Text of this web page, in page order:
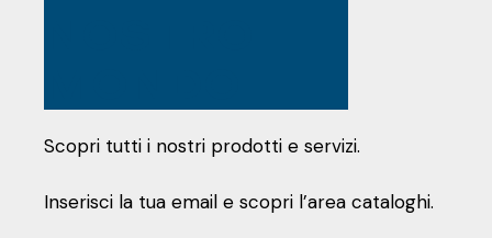
Scopri tutti i nostri prodotti e servizi.
Inserisci la tua email e scopri l’area cataloghi.